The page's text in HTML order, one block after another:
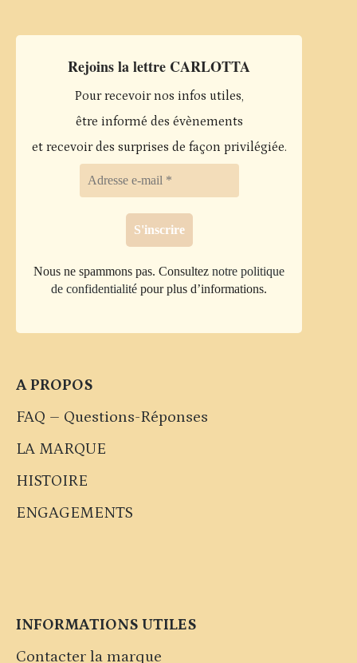
Rejoins la lettre CARLOTTA
Pour recevoir nos infos utiles,
être informé des évènements
et recevoir des surprises de façon privilégiée.
Nous ne spammons pas. Consulteznotre politique
de confidentialité pour plus d’informations.
A PROPOS
FAQ – Questions-Réponses
LA MARQUE
HISTOIRE
ENGAGEMENTS
INFORMATIONS UTILES
Contacter la marque